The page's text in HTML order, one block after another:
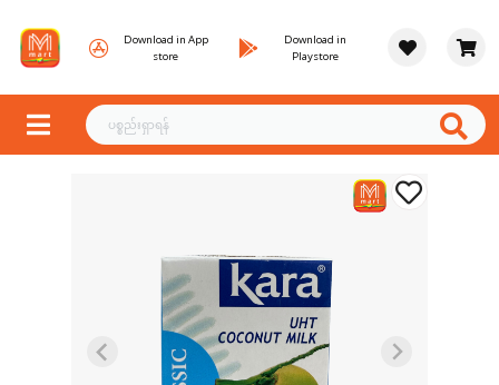
Download in App
store
Download in
Playstore